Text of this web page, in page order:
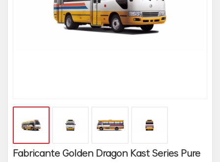
Fabricante Golden Dragon Kast Series Pure